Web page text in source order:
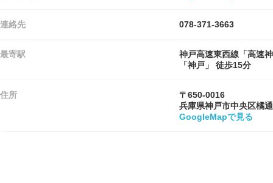
連絡先 078-371-3663
最寄駅
神戸高速東西線「高速
「神戸」 徒歩15分
住所
〒650-0016
兵庫県神戸市中央区橘
GoogleMapで見る